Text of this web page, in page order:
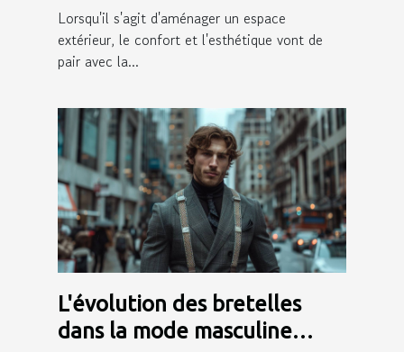
votre extérieur
Lorsqu'il s'agit d'aménager un espace
extérieur, le confort et l'esthétique vont de
pair avec la...
L'évolution des bretelles
dans la mode masculine